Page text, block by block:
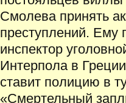
Смолева принять
преступлений. Ему
инспектор
Интерпола в
ставит полицию в
«Смертельный